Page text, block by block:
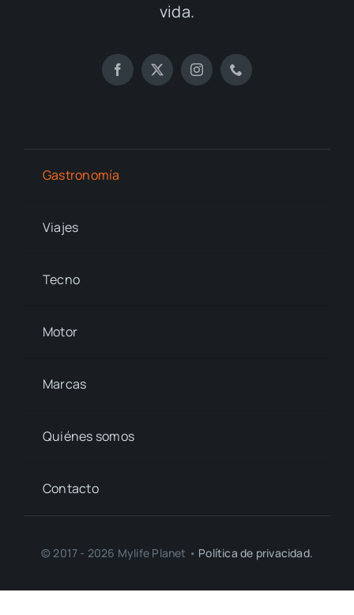
vida.
Gastronomía
Viajes
Tecno
Motor
Marcas
Quiénes somos
Contacto
© 2017 - 2026 Mylife Planet • Política de privacidad.